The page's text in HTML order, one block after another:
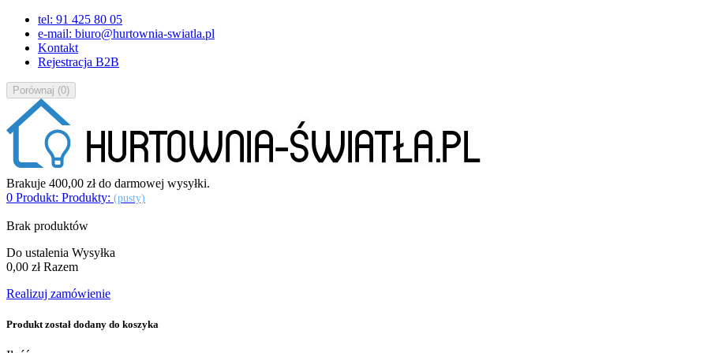
tel: 91 425 80 05
e-mail: biuro@hurtownia-swiatla.pl
Kontakt
Rejestracja B2B
Porównaj (0)
Brakuje 400,00 złdo darmowej wysyłki.
0 Produkt: Produkty: (pusty)
Brak produktów
Do ustalenia Wysyłka
0,00 zł Razem
Realizuj zamówienie
Produkt został dodany do koszyka